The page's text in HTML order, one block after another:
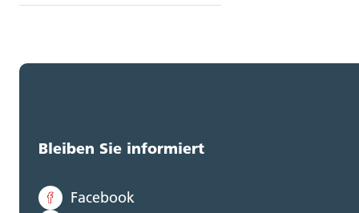
Bleiben Sie informiert
Facebook